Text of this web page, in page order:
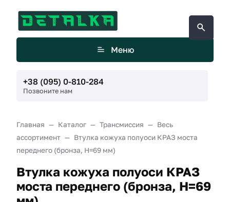
Меню
+38 (095) 0-810-284
Позвоните нам
Главная Каталог Трансмиссия
Весь
ассортимент
Втулка кожуха полуоси КРАЗ моста
переднего (бронза, Н=69 мм)
Втулка кожуха полуоси КРАЗ
моста переднего (бронза, Н=69